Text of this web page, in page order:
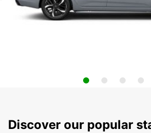
Discover our popular